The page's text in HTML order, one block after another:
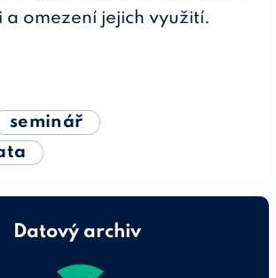
a omezení jejich využití.
seminář
Datový archiv